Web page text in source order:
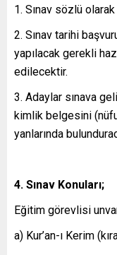
1. Sınav sözlü olarak
2. Sınav tarihi
yapılacak gerekli
edilecektir.
3. Adaylar sınava
kimlik belgesini
yanlarında
4. Sınav Konuları;
Eğitim görevlisi
a) Kur’an-ı Kerim